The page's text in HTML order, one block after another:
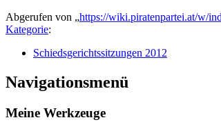
Abgerufen von „https://wiki.piratenpartei.at/w/
Kategorie:
Schiedsgerichtssitzungen 2012
Navigationsmenü
Meine Werkzeuge